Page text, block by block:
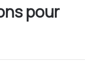
pour